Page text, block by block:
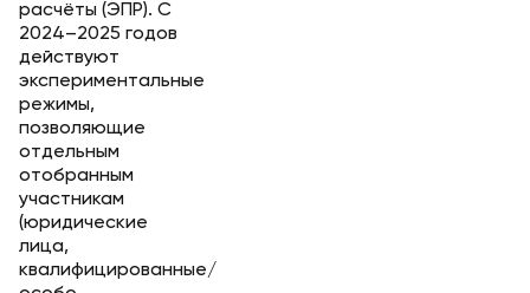
расчёты (ЭПР). С
2024–2025 годов
действуют
экспериментальные
режимы,
позволяющие
отдельным
отобранным
участникам
(юридические
лица,
квалифицированные/